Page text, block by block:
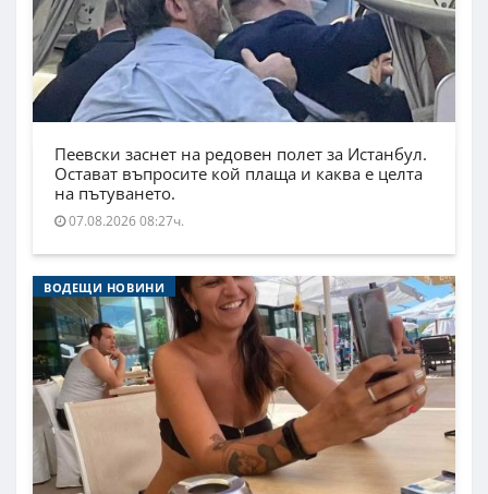
Пеевски заснет на редовен полет за Истанбул.
Остават въпросите кой плаща и каква е целта
на пътуването.
07.08.2026 08:27ч.
ВОДЕЩИ НОВИНИ